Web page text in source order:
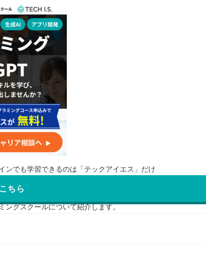
ンでも学習できるのは「テックアイエス」だけ
ちら
グスクールについて紹介します。